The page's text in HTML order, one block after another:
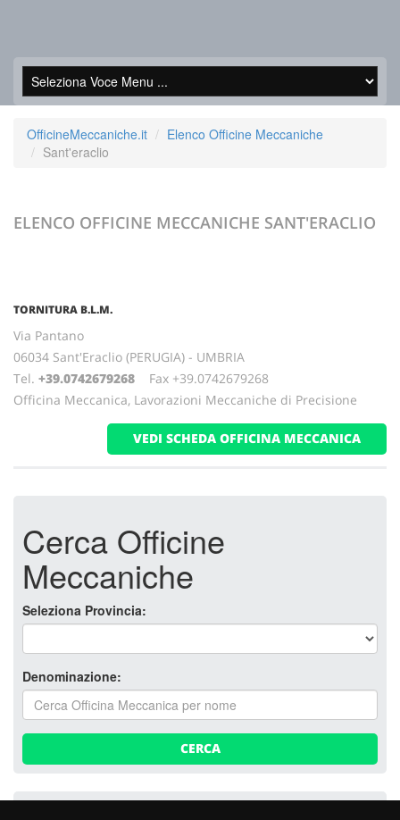
OfficineMeccaniche.it
Elenco Officine Meccaniche
Sant'eraclio
ELENCO OFFICINE MECCANICHE SANT'ERACLIO
TORNITURA B.L.M.
Via Pantano
06034 Sant'Eraclio (PERUGIA) - UMBRIA
Tel. +39.0742679268 Fax +39.0742679268
Officina Meccanica, Lavorazioni Meccaniche di Precisione
VEDI SCHEDA OFFICINA MECCANICA
Cerca Officine
Meccaniche
Seleziona Provincia:
Denominazione:
CERCA